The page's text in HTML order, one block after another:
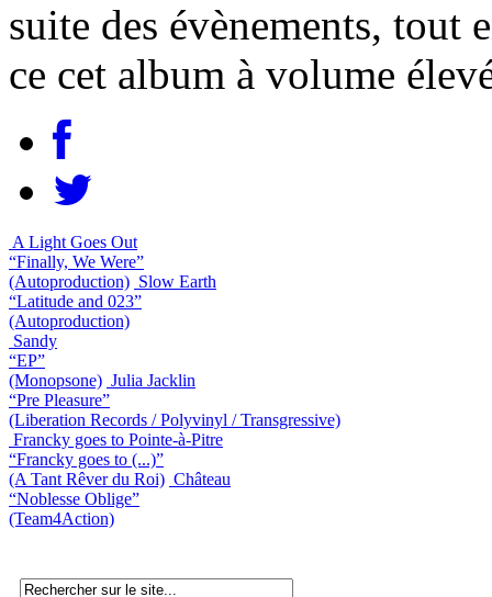
suite des évènements, tout
ce cet album à volume
A Light Goes Out
“Finally, We Were”
(Autoproduction) Slow Earth
“Latitude and 023”
(Autoproduction)
Sandy
“EP”
(Monopsone) Julia Jacklin
“Pre Pleasure”
(Liberation Records / Polyvinyl / Transgressive)
Francky goes to Pointe-à-Pitre
“Francky goes to (...)”
(A Tant Rêver du Roi) Château
“Noblesse Oblige”
(Team4Action)